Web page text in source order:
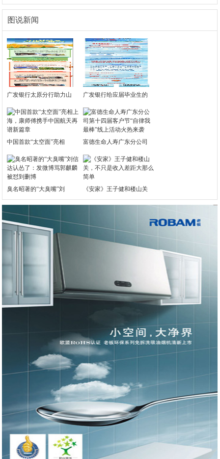
图说新闻
广发银行太原分行助力山 广发银行给应届毕业生的
中国首款“太空面”亮相 富德生命人寿广东分公司
臭名昭著的“大臭嘴”刘 《安家》王子健和楼山关